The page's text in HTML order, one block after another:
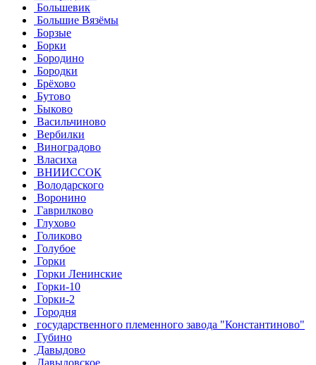
Большевик
Большие Вязёмы
Борзые
Борки
Бородино
Бородки
Брёхово
Бутово
Быково
Васильчиново
Вербилки
Виноградово
Власиха
ВНИИССОК
Володарского
Воронино
Гаврилково
Глухово
Голиково
Голубое
Горки
Горки Ленинские
Горки-10
Горки-2
Городня
государственного племенного завода "Константиново"
Губино
Давыдово